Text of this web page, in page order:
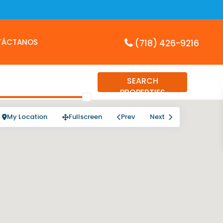
(718) 426-9216
SEARCH
PROPERTIES
My Location Fullscreen Prev Next